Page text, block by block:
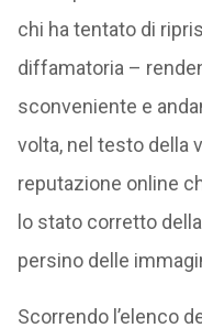
chi ha tentato di
diffamatoria –
sconveniente e
volta, nel testo della
reputazione online
lo stato corretto
persino delle
Scorrendo l’elenco